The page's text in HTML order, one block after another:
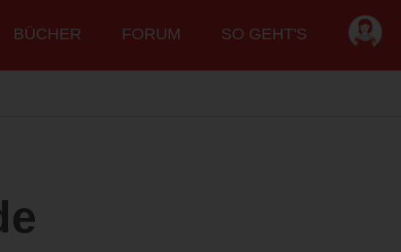
BÜCHER FORUM SO GEHT'S